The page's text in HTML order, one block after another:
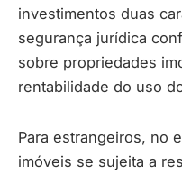
investimentos duas
segurança jurídica
sobre propriedades
rentabilidade do uso
Para estrangeiros, no
imóveis se sujeita a